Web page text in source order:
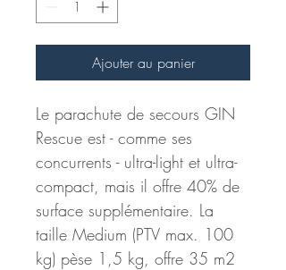
Ajouter au panier
Le parachute de secours GIN
Rescue est - comme ses
concurrents - ultra-light et ultra-
compact, mais il offre 40% de
surface supplémentaire. La
taille Medium (PTV max. 100
kg) pèse 1,5 kg, offre 35 m2